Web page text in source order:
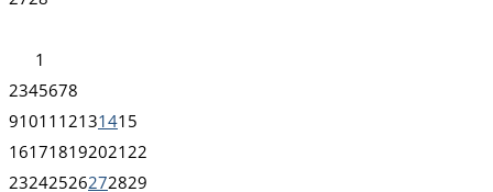
1
2345678
91011 12131415
161718192021 22
23242526272829